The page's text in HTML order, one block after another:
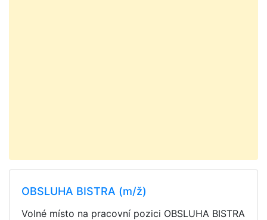
OBSLUHA BISTRA (m/ž)
Volné místo na pracovní pozici OBSLUHA BISTRA